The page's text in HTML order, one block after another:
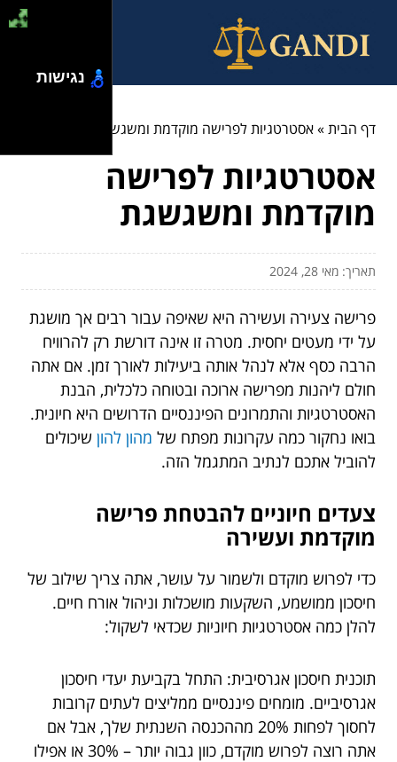
דף הבית»אסטרטגיות לפרישה מוקדמת ומשגשגת
אסטרטגיות לפרישה
מוקדמת ומשגשגת
תאריך: מאי 28, 2024
פרישה צעירה ועשירה היא שאיפה עבור רבים אך מושגת
על ידי מעטים יחסית. מטרה זו אינה דורשת רק להרוויח
הרבה כסף אלא לנהל אותה ביעילות לאורך זמן. אם אתה
חולם ליהנות מפרישה ארוכה ובטוחה כלכלית, הבנת
האסטרטגיות והתמרונים הפיננסיים הדרושים היא חיונית.
בואו נחקור כמה עקרונות מפתח של מהון להון שיכולים
להוביל אתכם לנתיב המתגמל הזה.
צעדים חיוניים להבטחת פרישה
מוקדמת ועשירה
כדי לפרוש מוקדם ולשמור על עושר, אתה צריך שילוב של
חיסכון ממושמע, השקעות מושכלות וניהול אורח חיים.
להלן כמה אסטרטגיות חיוניות שכדאי לשקול:
תוכנית חיסכון אגרסיבית: התחל בקביעת יעדי חיסכון
אגרסיביים. מומחים פיננסיים ממליצים לעתים קרובות
לחסוך לפחות 20% מההכנסה השנתית שלך, אבל אם
אתה רוצה לפרוש מוקדם, כוון גבוה יותר – 30% או אפילו
נגישות